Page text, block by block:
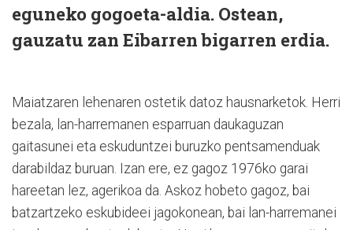
eguneko gogoeta-aldia. Ostean,
gauzatu zan Eibarren bigarren erdia.
Maiatzaren lehenaren ostetik datoz hausnarketok. Herri
bezala, lan-harremanen esparruan daukaguzan
gaitasunei eta eskuduntzei buruzko pentsamenduak
darabildaz buruan. Izan ere, ez gagoz 1976ko garai
hareetan lez, agerikoa da. Askoz hobeto gagoz, bai
batzartzeko eskubideei jagokonean, bai lan-harremanei